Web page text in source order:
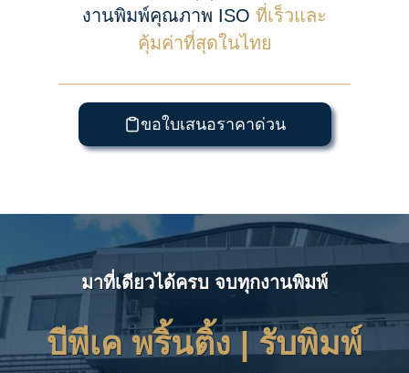
งานพิมพ์คุณภาพ ISO ที่เร็วและ
คุ้มค่าที่สุดในไทย
ขอใบเสนอราคาด่วน
มาที่เดียวได้ครบ จบทุกงานพิมพ์
บีพีเค พริ้นติ้ง | รับพิมพ์